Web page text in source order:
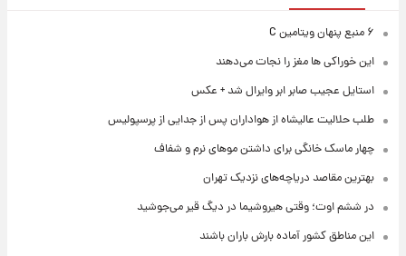
۶ منبع پنهان ویتامین C
این خوراکی ها مغز را نجات می‌دهند
استایل عجیب صابر ابر وایرال شد + عکس
طلب حلالیت عالیشاه از هواداران پس از جدایی از پرسپولیس
چهار ماسک خانگی برای داشتن موهای نرم و شفاف
بهترین مقاصد دریاچه‌های نزدیک تهران
در ششم اوت؛ وقتی هیروشیما در دیگ قیر می‌جوشید
این مناطق کشور آماده بارش باران باشند